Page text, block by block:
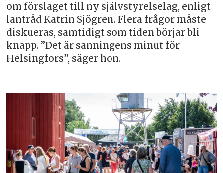
om förslaget till ny självstyrelselag, enligt
lantråd Katrin Sjögren. Flera frågor måste
diskueras, samtidigt som tiden börjar bli
knapp. ”Det är sanningens minut för
Helsingfors”, säger hon.